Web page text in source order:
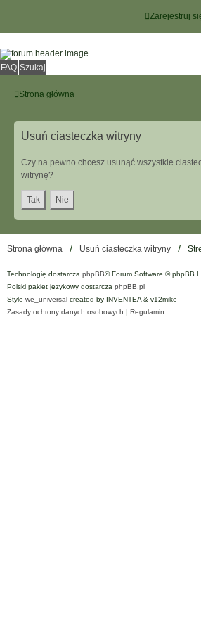
Zarejestruj
FAQ Szukaj
Strona główna
Usuń ciasteczka witryny
Czy na pewno chcesz usunąć wszystkie
witrynę?
Strona główna Usuń ciasteczka witryny
Technologię dostarcza phpBB® Forum Software © phpBB
Polski pakiet językowy dostarcza phpBB.pl
Style we_universal created by INVENTEA & v12mike
Zasady ochrony danych osobowych | Regulamin